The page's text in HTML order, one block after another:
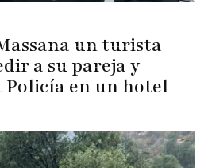
un turista
a su pareja y
Policía en un hotel